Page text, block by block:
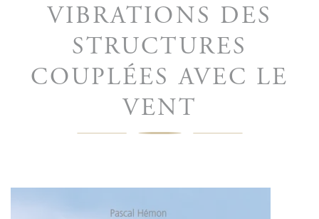
VIBRATIONS DES
STRUCTURES
COUPLÉES AVEC LE
VENT